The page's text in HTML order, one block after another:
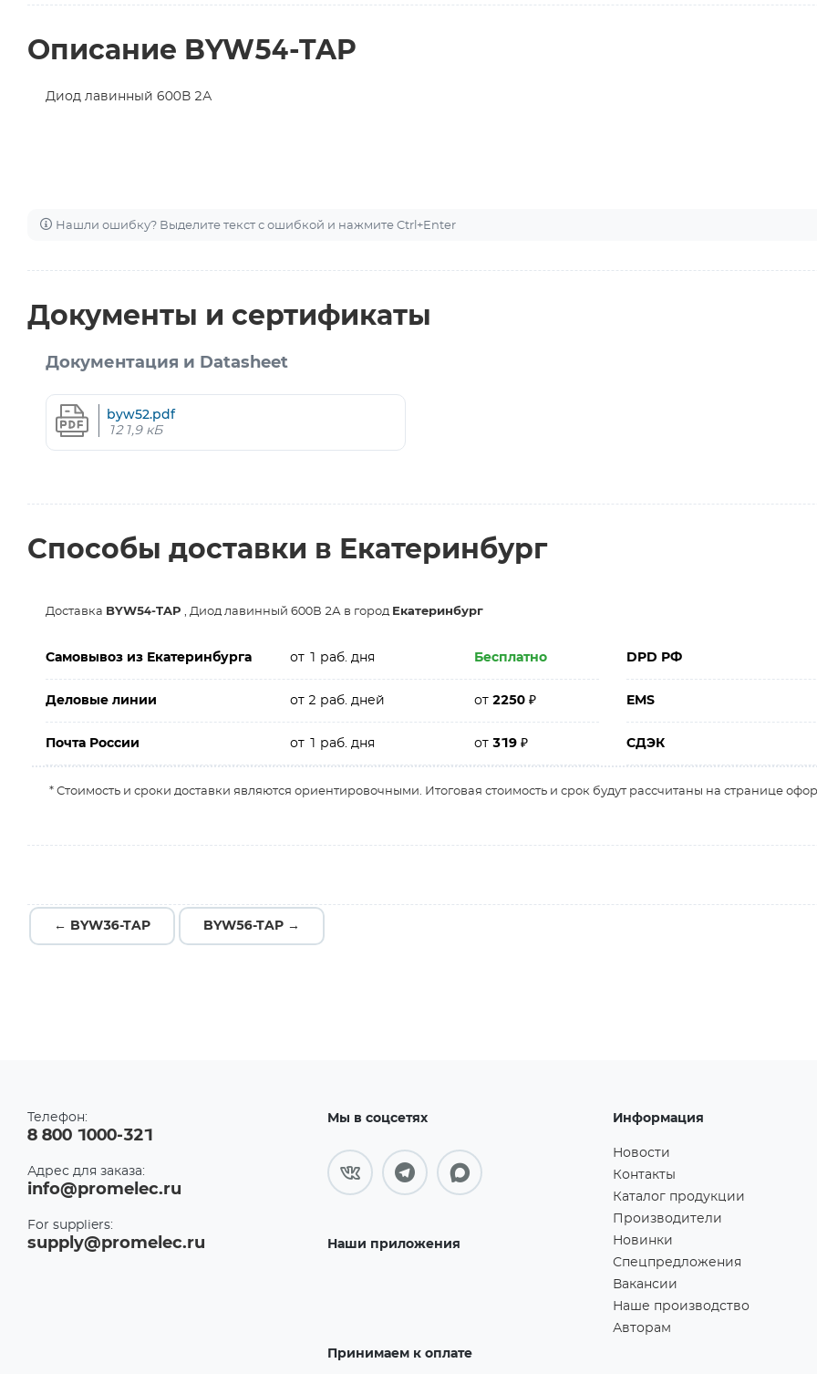
Описание BYW54-TAP
Диод лавинный 600В 2А
Нашли ошибку? Выделите текст с ошибкой и нажмите Ctrl+Enter
Документы и сертификаты
Документация и Datasheet
byw52.pdf
121,9 кБ
Способы доставки в Екатеринбург
Доставка BYW54-TAP , Диод лавинный 600В 2А в город Екатеринбург
Самовывоз из Екатеринбурга от 1 раб. дня Бесплатно DPD РФ
Деловые линии от 2 раб. дней от2250₽ EMS
Почта России от 1 раб. дня от319₽ СДЭК
* Стоимость и сроки доставки являются ориентировочными. Итоговая стоимость и срок будут рассчитаны на странице
← BYW36-TAP BYW56-TAP →
Телефон:
8 800 1000-321
Адрес для заказа:
info@promelec.ru
For suppliers:
supply@promelec.ru
Мы в соцсетях
Наши приложения
Принимаем к оплате
Информация
Новости
Контакты
Каталог продукции
Производители
Новинки
Спецпредложения
Вакансии
Наше производство
Авторам